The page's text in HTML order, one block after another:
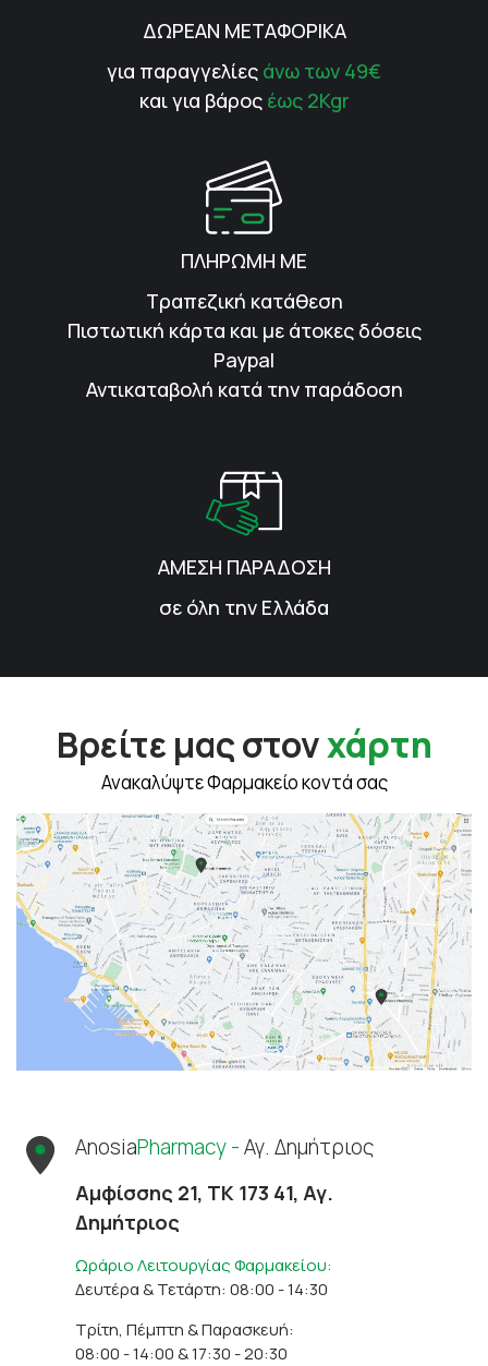
ΔΩΡΕΑΝ ΜΕΤΑΦΟΡΙΚΑ
για παραγγελίες άνω των 49€
και για βάρος έως 2Kgr
ΠΛΗΡΩΜΗ ΜΕ
Τραπεζική κατάθεση
Πιστωτική κάρτα και με άτοκες δόσεις
Paypal
Αντικαταβολή κατά την παράδοση
ΑΜΕΣΗ ΠΑΡΑΔΟΣΗ
σε όλη την Ελλάδα
Βρείτε μας στονχάρτη
Ανακαλύψτε Φαρμακείο κοντά σας
AnosiaPharmacy -Αγ. Δημήτριος
Αμφίσσης 21, ΤΚ 173 41, Αγ.
Δημήτριος
Ωράριο Λειτουργίας Φαρμακείου:
Δευτέρα & Τετάρτη: 08:00 - 14:30
Τρίτη, Πέμπτη & Παρασκευή:
08:00 - 14:00 & 17:30 - 20:30